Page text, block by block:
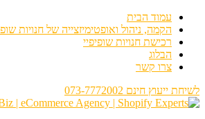
עמוד הבית
הקמה, ניהול ואופטימיזצייה של חנויות
רכישת חנויות שופיפיי
הבלוג
צרו קשר
לשיחת ייעוץ חינם 073-7772002